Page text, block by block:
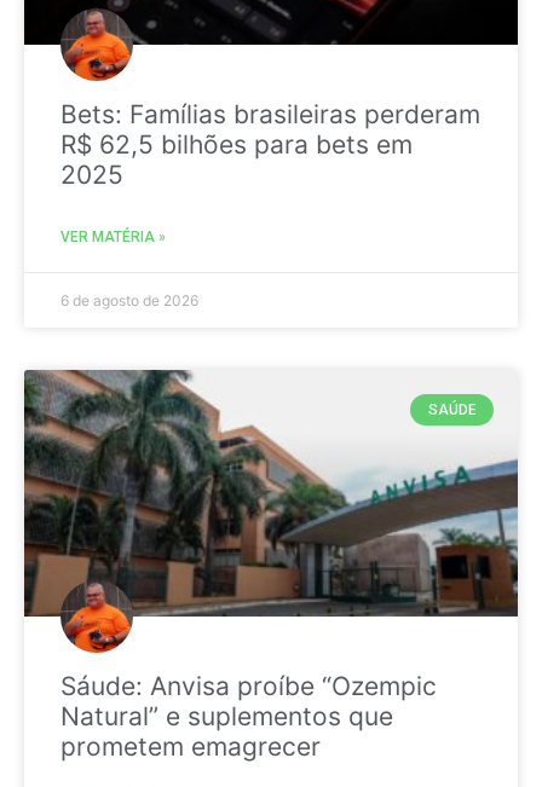
Bets: Famílias brasileiras perderam
R$ 62,5 bilhões para bets em
2025
VER MATÉRIA »
6 de agosto de 2026
SAÚDE
Sáude: Anvisa proíbe “Ozempic
Natural” e suplementos que
prometem emagrecer